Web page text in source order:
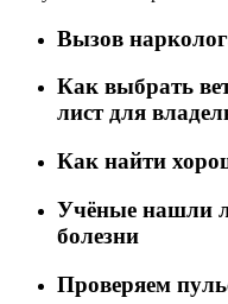
Вызов
Как выбрать
лист для
Как найти
Учёные нашли
болезни
Проверяем